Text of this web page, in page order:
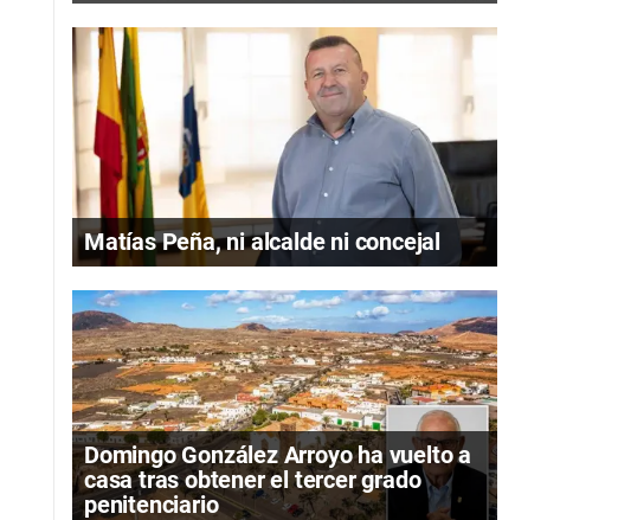
Matías Peña, ni alcalde ni concejal
Domingo González Arroyo ha vuelto a
casa tras obtener el tercer grado
penitenciario